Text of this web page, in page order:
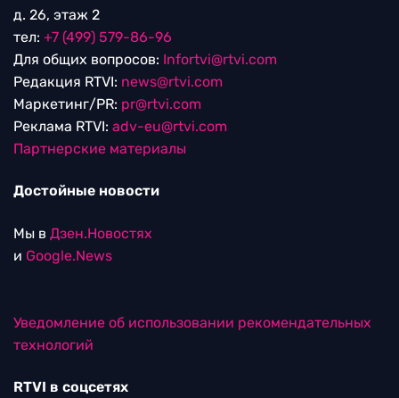
д. 26, этаж 2
тел: +7 (499) 579-86-96
Для общих вопросов: Infortvi@rtvi.com
Редакция RTVI: news@rtvi.com
Маркетинг/PR: pr@rtvi.com
Реклама RTVI: adv-eu@rtvi.com
Партнерские материалы
Достойные новости
Мы в Дзен.Новостях
и Google.News
Уведомление об использовании рекомендательных
технологий
RTVI в соцсетях